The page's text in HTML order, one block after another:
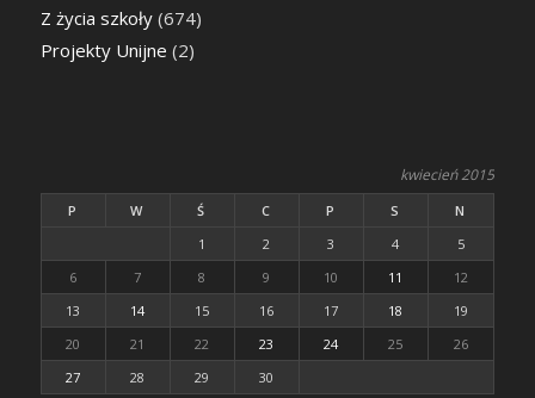
Z życia szkoły(674)
Projekty Unijne (2)
kwiecień 2015
P W Ś C P S
N
1
2 3 4
5
6
7 8 9 10 11
12
13
14 15 16 17 18
19
20
21 22 23 24 25
26
27
28 29 30